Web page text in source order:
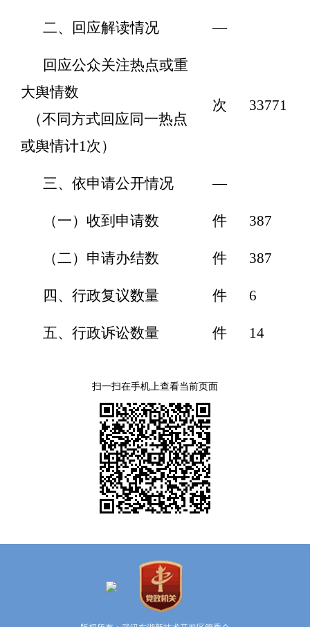
二、回应解读情况 —
回应公众关注热点或重
大舆情数
（不同方式回应同一热点
或舆情计1次）
次 33771
三、依申请公开情况 —
（一）收到申请数 件 387
（二）申请办结数 件 387
四、行政复议数量 件 6
五、行政诉讼数量 件 14
扫一扫在手机上查看当前页面